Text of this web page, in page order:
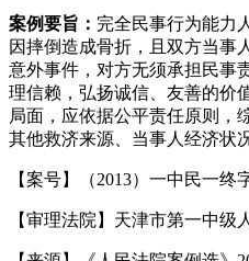
案例要旨： 完全民事行为能力
因摔倒造成骨折，且双方当事
意外事件，对方无须承担民事
理信赖，弘扬诚信、友善的价
局面，应依据公平责任原则，
其他救济来源、当事人经济状
【案号】（2013）一中民一终
【审理法院】天津市第一中级